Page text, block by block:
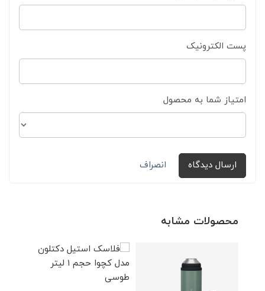
پست الکترونیک
امتیاز شما به محصول
ارسال دیدگاه انصراف
محصولات مشابه